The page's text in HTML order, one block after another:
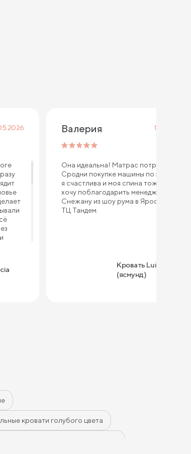
и
Валерия 16.03.2026
Она идеальна! Матрас потрясающий!
Сродни покупке машины по эмоциям)
я счастлива и моя спина тоже! Очень
хочу поблагодарить менеджера
Снежану из шоу рума в Ярославле,
ТЦ Тандем.
Кровать Luiza
(ясмунд)
кровати голубого цвета